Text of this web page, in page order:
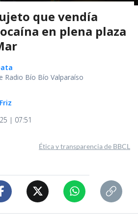
que vendía
en plena plaza
Radio Bío Bío Valparaíso
| 07:51
Ética y transparencia de BBCL